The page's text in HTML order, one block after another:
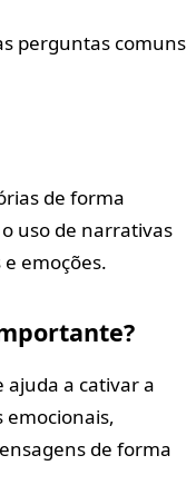
perguntas comuns
de forma
uso de narrativas
emoções.
a cativar a
emocionais,
de forma